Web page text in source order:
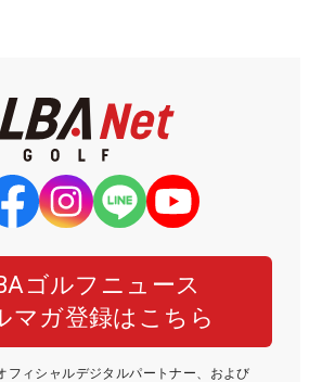
ゴルフニュース
マガ登録はこちら
フィシャルデジタルパートナー、および